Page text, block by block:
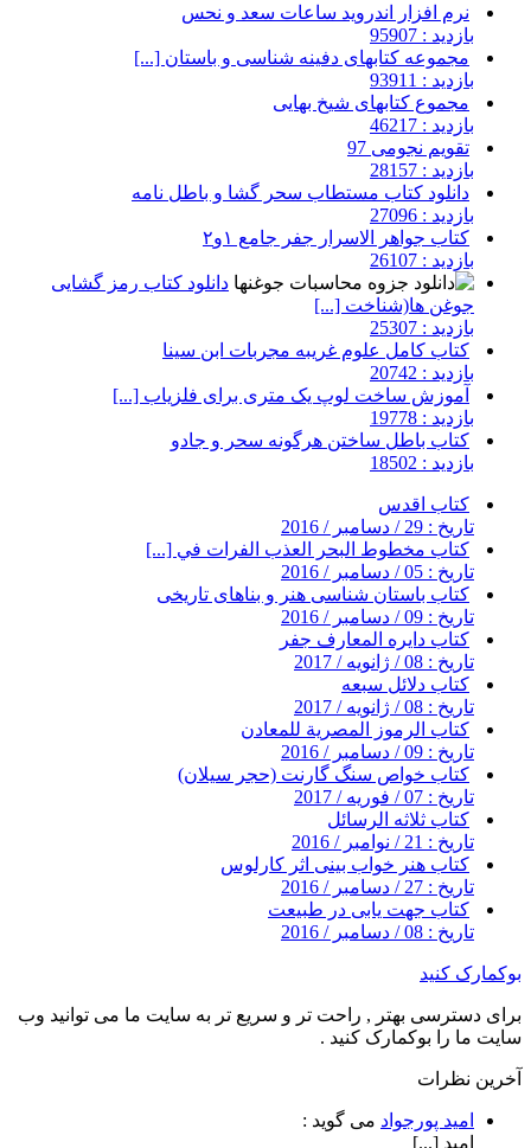
نرم افزار اندروید ساعات سعد و نحس
بازدید : 95907
مجموعه کتابهای دفینه شناسی و باستان [...]
بازدید : 93911
مجموع کتابهای شیخ بهایی
بازدید : 46217
تقویم نجومی 97
بازدید : 28157
دانلود کتاب مستطاب سحر گشا و باطل نامه
بازدید : 27096
کتاب جواهر الاسرار جفر جامع ۱و۲
بازدید : 26107
دانلود کتاب رمز گشایی
جوغن ها(شناخت [...]
بازدید : 25307
کتاب کامل علوم غریبه مجربات ابن سینا
بازدید : 20742
آموزش ساخت لوپ یک متری برای فلزیاب [...]
بازدید : 19778
کتاب باطل ساختن هرگونه سحر و جادو
بازدید : 18502
کتاب اقدس
تاریخ : 29 / دسامبر / 2016
کتاب مخطوط البحر العذب الفرات في [...]
تاریخ : 05 / دسامبر / 2016
کتاب باستان شناسی هنر و بناهای تاریخی
تاریخ : 09 / دسامبر / 2016
کتاب دایره المعارف جفر
تاریخ : 08 / ژانویه / 2017
کتاب دلائل سبعه
تاریخ : 08 / ژانویه / 2017
کتاب الرموز المصرية للمعادن
تاریخ : 09 / دسامبر / 2016
کتاب خواص سنگ گارنت (حجر سیلان)
تاریخ : 07 / فوریه / 2017
کتاب ثلاثه الرسائل
تاریخ : 21 / نوامبر / 2016
کتاب هنر خواب بینی اثر کارلوس
تاریخ : 27 / دسامبر / 2016
کتاب جهت یابی در طبیعت
تاریخ : 08 / دسامبر / 2016
بوکمارک کنید
برای دسترسی بهتر , راحت تر و سریع تر به سایت ما می توانید وب
سایت ما را بوکمارک کنید .
آخرین نظرات
امید پورجواد می گوید :
امید [...]